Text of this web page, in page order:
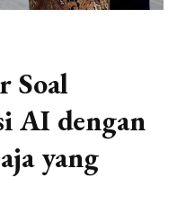
Soal
AI dengan
yang